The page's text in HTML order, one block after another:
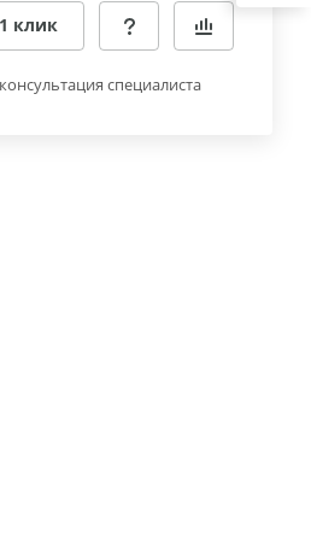
клик
специалиста